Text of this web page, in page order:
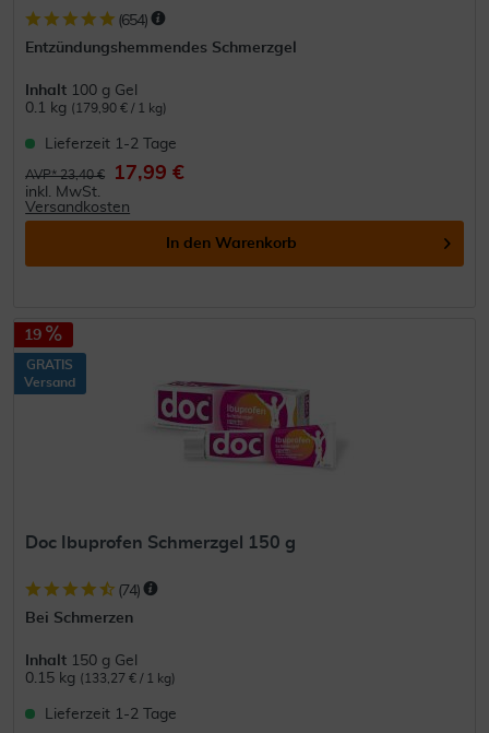
(654)
Entzündungshemmendes Schmerzgel
Inhalt 100 g Gel
0.1 kg (179,90 € / 1 kg)
Lieferzeit 1-2 Tage
AVP* 23,40 € 17,99 €
inkl. MwSt.
Versandkosten
In den Warenkorb
19
GRATIS
Versand
Doc Ibuprofen Schmerzgel 150 g
(74)
Bei Schmerzen
Inhalt 150 g Gel
0.15 kg (133,27 € / 1 kg)
Lieferzeit 1-2 Tage